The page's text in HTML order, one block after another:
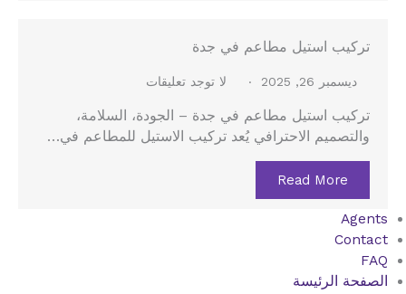
تركيب استيل مطاعم في جدة
ديسمبر 26, 2025 لا توجد تعليقات
تركيب استيل مطاعم في جدة – الجودة، السلامة،
والتصميم الاحترافي يُعد تركيب الاستيل للمطاعم في…
Read More
Agents
Contact
FAQ
الصفحة الرئيسة